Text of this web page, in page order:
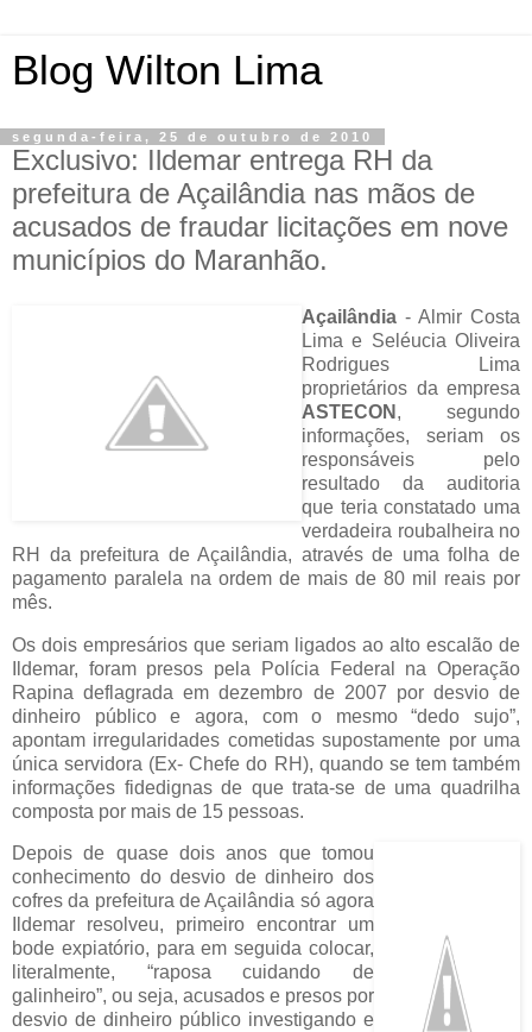
Blog Wilton Lima
segunda-feira, 25 de outubro de 2010
Exclusivo: Ildemar entrega RH da
prefeitura de Açailândia nas mãos de
acusados de fraudar licitações em nove
municípios do Maranhão.
Açailândia - Almir Costa
Lima e Seléucia Oliveira
Rodrigues Lima
proprietários da empresa
ASTECON , segundo
informações, seriam os
responsáveis pelo
resultado da auditoria
que teria constatado uma
verdadeira roubalheira no
RH da prefeitura de Açailândia, através de uma folha de
pagamento paralela na ordem de mais de 80 mil reais por
mês.
Os dois empresários que seriam ligados ao alto escalão de
Ildemar, foram presos pela Polícia Federal na Operação
Rapina deflagrada em dezembro de 2007 por desvio de
dinheiro público e agora, com o mesmo “dedo sujo”,
apontam irregularidades cometidas supostamente por uma
única servidora (Ex- Chefe do RH), quando se tem também
informações fidedignas de que trata-se de uma quadrilha
composta por mais de 15 pessoas.
Depois de quase dois anos que tomou
conhecimento do desvio de dinheiro dos
cofres da prefeitura de Açailândia só agora
Ildemar resolveu, primeiro encontrar um
bode expiatório, para em seguida colocar,
literalmente, “raposa cuidando de
galinheiro”, ou seja, acusados e presos por
desvio de dinheiro público investigando e